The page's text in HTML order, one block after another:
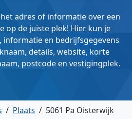
adres of informatie over een
op de juiste plek! Hier kun je
informatie en bedrijfsgegevens
details, website, korte
postcode en vestigingplek.
/ Plaats / 5061 Pa Oisterwijk